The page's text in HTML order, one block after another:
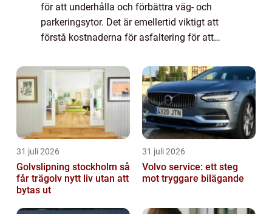
för att underhålla och förbättra väg- och
parkeringsytor. Det är emellertid viktigt att
förstå kostnaderna för asfaltering för att
denna artikel kommer vi att g...
31 juli 2026
Golvslipning stockholm så
får trägolv nytt liv utan att
bytas ut
31 juli 2026
Volvo service: ett steg
mot tryggare bilägande